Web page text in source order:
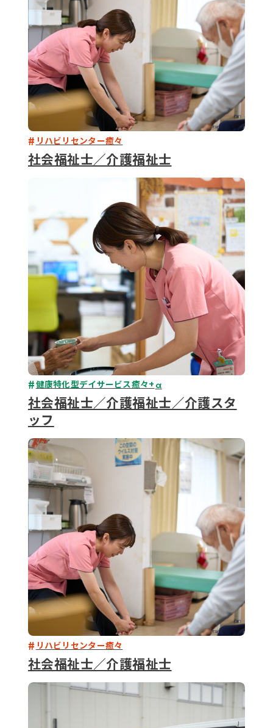
リハビリセンター癒々
社会福祉士／介護福祉士
健康特化型デイサービス癒々+α
社会福祉士／介護福祉士／介護スタ
ッフ
リハビリセンター癒々
社会福祉士／介護福祉士